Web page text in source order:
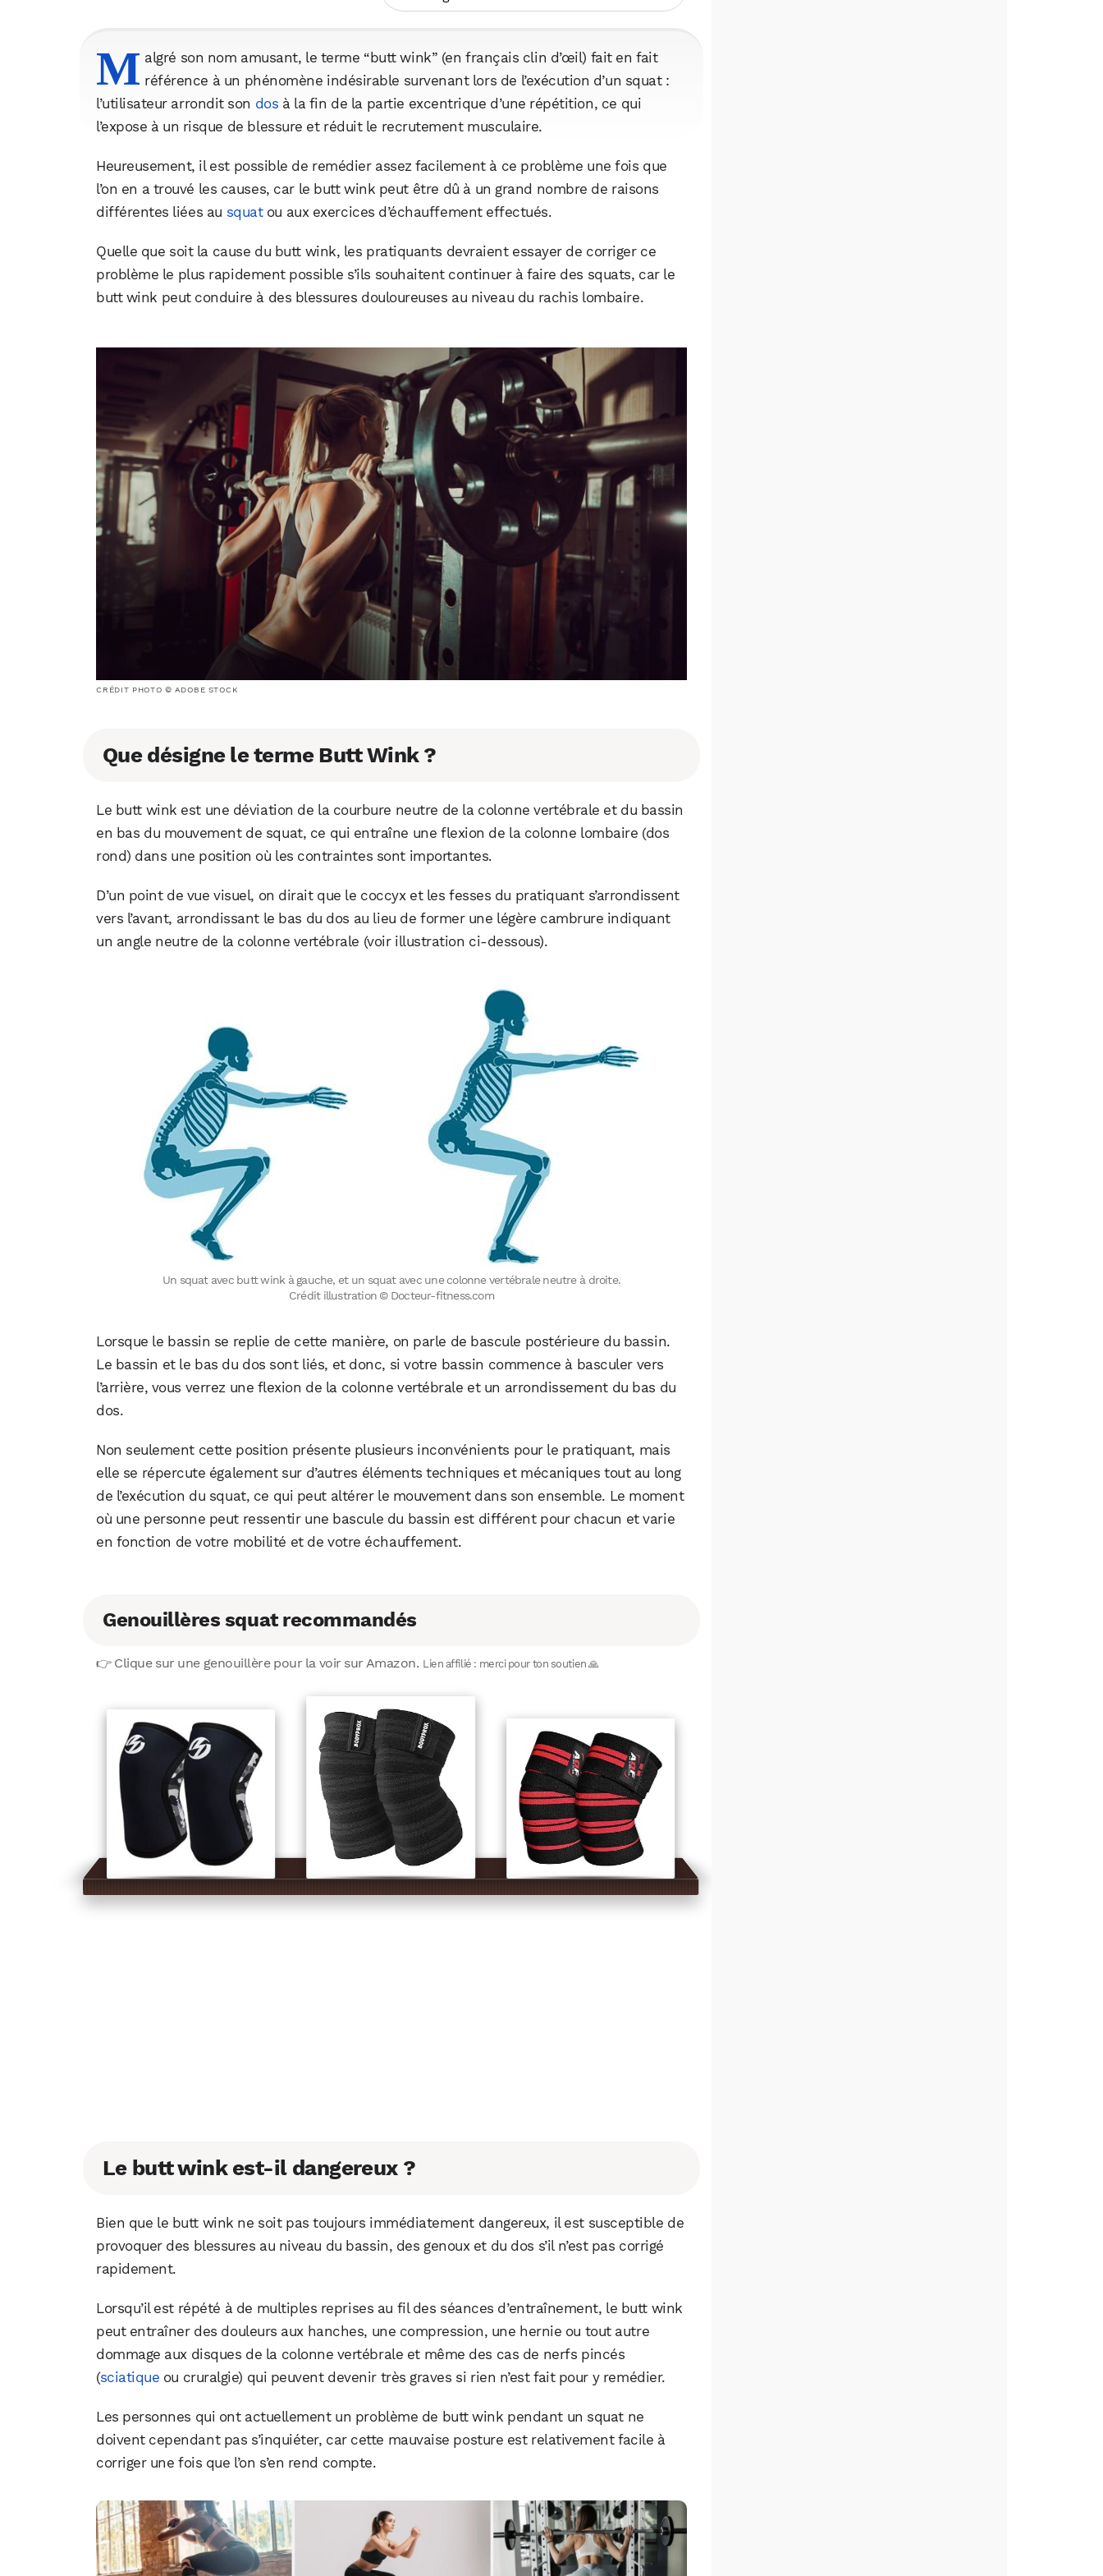
M algré son nom amusant, le terme “butt wink” (en français clin d’œil) fait en fait
référence à un phénomène indésirable survenant lors de l’exécution d’un squat :
l’utilisateur arrondit son dos à la fin de la partie excentrique d’une répétition, ce qui
l’expose à un risque de blessure et réduit le recrutement musculaire.
Heureusement, il est possible de remédier assez facilement à ce problème une fois que
l’on en a trouvé les causes, car le butt wink peut être dû à un grand nombre de raisons
différentes liées au squatou aux exercices d’échauffement effectués.
Quelle que soit la cause du butt wink, les pratiquants devraient essayer de corriger ce
problème le plus rapidement possible s’ils souhaitent continuer à faire des squats, car le
butt wink peut conduire à des blessures douloureuses au niveau du rachis lombaire.
CRÉDIT PHOTO © ADOBE STOCK
Que désigne le terme Butt Wink ?
Le butt wink est une déviation de la courbure neutre de la colonne vertébrale et du bassin
en bas du mouvement de squat, ce qui entraîne une flexion de la colonne lombaire (dos
rond) dans une position où les contraintes sont importantes.
D’un point de vue visuel, on dirait que le coccyx et les fesses du pratiquant s’arrondissent
vers l’avant, arrondissant le bas du dos au lieu de former une légère cambrure indiquant
un angle neutre de la colonne vertébrale (voir illustration ci-dessous).
Un squat avec butt wink à gauche, et un squat avec une colonne vertébrale neutre à droite.
Crédit illustration © Docteur-fitness.com
Lorsque le bassin se replie de cette manière, on parle de bascule postérieure du bassin.
Le bassin et le bas du dos sont liés, et donc, si votre bassin commence à basculer vers
l’arrière, vous verrez une flexion de la colonne vertébrale et un arrondissement du bas du
dos.
Non seulement cette position présente plusieurs inconvénients pour le pratiquant, mais
elle se répercute également sur d’autres éléments techniques et mécaniques tout au long
de l’exécution du squat, ce qui peut altérer le mouvement dans son ensemble. Le moment
où une personne peut ressentir une bascule du bassin est différent pour chacun et varie
en fonction de votre mobilité et de votre échauffement.
Genouillères squat recommandés
👉 Clique sur une genouillère pour la voir sur Amazon. Lien affilié : merci pour ton soutien 🙏
Le butt wink est-il dangereux ?
Bien que le butt wink ne soit pas toujours immédiatement dangereux, il est susceptible de
provoquer des blessures au niveau du bassin, des genoux et du dos s’il n’est pas corrigé
rapidement.
Lorsqu’il est répété à de multiples reprises au fil des séances d’entraînement, le butt wink
peut entraîner des douleurs aux hanches, une compression, une hernie ou tout autre
dommage aux disques de la colonne vertébrale et même des cas de nerfs pincés
(sciatique ou cruralgie) qui peuvent devenir très graves si rien n’est fait pour y remédier.
Les personnes qui ont actuellement un problème de butt wink pendant un squat ne
doivent cependant pas s’inquiéter, car cette mauvaise posture est relativement facile à
corriger une fois que l’on s’en rend compte.
Facebook X LinkedIn